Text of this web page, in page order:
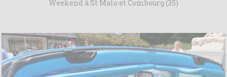
Weekend à St Malo et Combourg (35)